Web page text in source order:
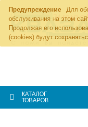
Предупреждение
Для
обслуживания на этом
Продолжая его
(cookies) будут
КАТАЛОГ
ТОВАРОВ